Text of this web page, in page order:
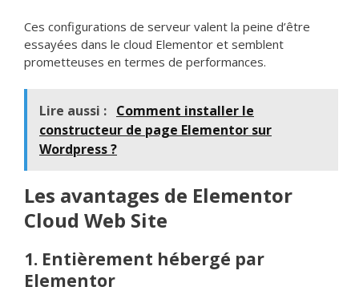
Ces configurations de serveur valent la peine d’être
essayées dans le cloud Elementor et semblent
prometteuses en termes de performances.
Lire aussi : Comment installer le
constructeur de page Elementor sur
Wordpress ?
Les avantages de Elementor
Cloud Web Site
1. Entièrement hébergé par
Elementor